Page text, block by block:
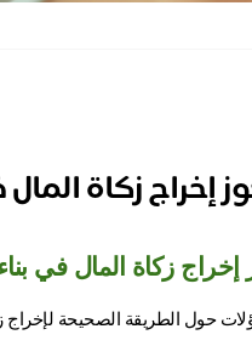
إخراج زكاة
زكاة المال في